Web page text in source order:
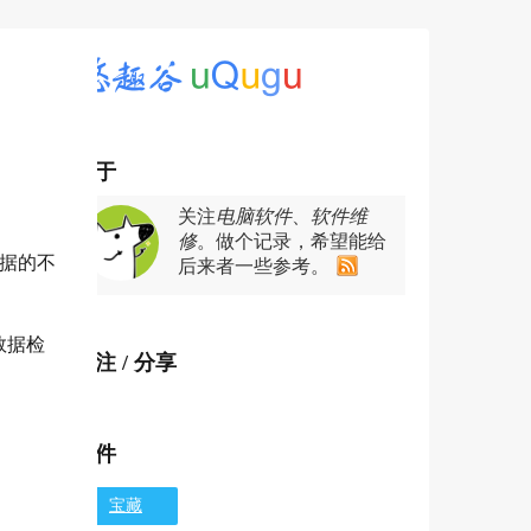
的不
据检
关于
关注电脑软件、 软件维
修。做个记录，希望能给
后来者一些参考。
关注 / 分享
软件
宝藏